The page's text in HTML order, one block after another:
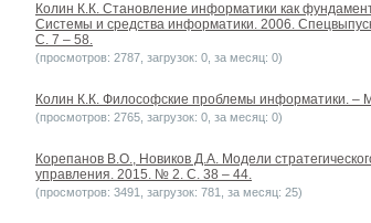
Колин К.К. Становление информатики как
Системы и средства информатики. 2006.
С. 7 – 58.
(просмотров: 2787, загрузок: 0, за месяц: 0)
Колин К.К. Философские проблемы информатики.
(просмотров: 2765, загрузок: 0, за месяц: 0)
Корепанов В.О., Новиков Д.А. Модели
управления. 2015. № 2. С. 38 – 44.
(просмотров: 3491, загрузок: 781, за месяц: 25)